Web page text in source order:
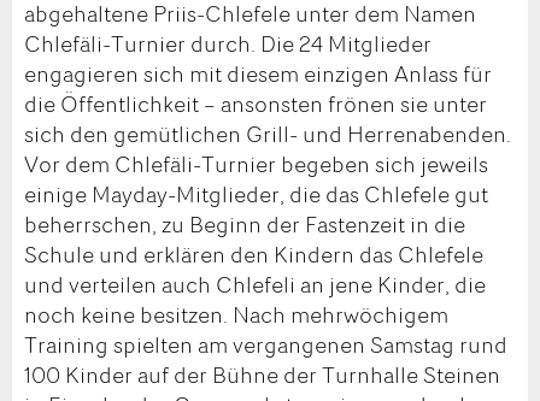
abgehaltene Priis-Chlefele unter dem Namen
Chlefäli-Turnier durch. Die 24 Mitglieder
engagieren sich mit diesem einzigen Anlass für
die Öffentlichkeit – ansonsten frönen sie unter
sich den gemütlichen Grill- und Herrenabenden.
Vor dem Chlefäli-Turnier begeben sich jeweils
einige Mayday-Mitglieder, die das Chlefele gut
beherrschen, zu Beginn der Fastenzeit in die
Schule und erklären den Kindern das Chlefele
und verteilen auch Chlefeli an jene Kinder, die
noch keine besitzen. Nach mehrwöchigem
Training spielten am vergangenen Samstag rund
100 Kinder auf der Bühne der Turnhalle Steinen